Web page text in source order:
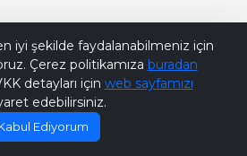
iyi şekilde faydalanabilmeniz için
Çerez politikamıza buradan
detayları için web sayfamızı
edebilirsiniz.
Ediyorum
Bana Soru Sor | Ask Me